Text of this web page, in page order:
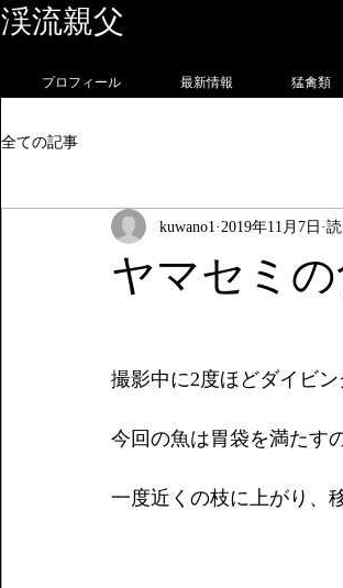
渓流親父
プロフィール 最新情報 猛禽類
全ての記事
ヤマセミ
kuwano1 2019年11月7日
撮影中に2度ほどダイビン
今回の魚は胃袋を満たす
一度近くの枝に上がり、